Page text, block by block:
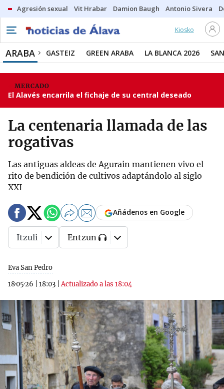
Agresión sexual Vit Hrabar Damion Baugh Antonio Sivera
Kiosko
ARABA GASTEIZ GREEN ARABA LA BLANCA 2026
MERCADO
El Alavés encarrila el fichaje de su central deseado
La centenaria llamada de las
rogativas
Las antiguas aldeas de Agurain mantienen vivo el
rito de bendición de cultivos adaptándolo al siglo
XXI
Eva San Pedro
18·05·26
18:03 |Actualizado a las 18:04
Añádenos en Google
Itzuli Entzun